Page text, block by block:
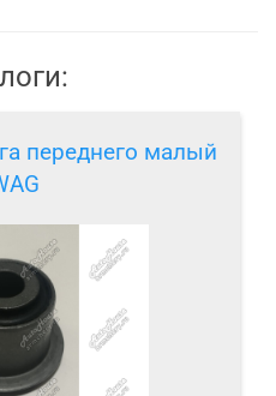
переднего малый